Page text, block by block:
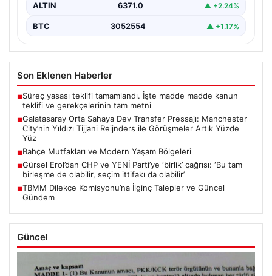
ALTIN 6371.0 ▲ +2.24%
BTC 3052554 ▲ +1.17%
Son Eklenen Haberler
■Süreç yasası teklifi tamamlandı. İşte madde madde kanun
teklifi ve gerekçelerinin tam metni
■Galatasaray Orta Sahaya Dev Transfer Pressajı: Manchester
City’nin Yıldızı Tijjani Reijnders ile Görüşmeler Artık Yüzde
Yüz
■Bahçe Mutfakları ve Modern Yaşam Bölgeleri
■Gürsel Erol’dan CHP ve YENİ Parti’ye ‘birlik’ çağrısı: ‘Bu tam
birleşme de olabilir, seçim ittifakı da olabilir’
■TBMM Dilekçe Komisyonu’na İlginç Talepler ve Güncel
Gündem
Güncel